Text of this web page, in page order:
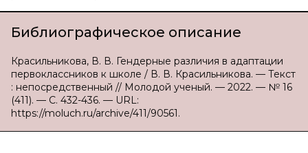
Библиографическое описание
Красильникова, В. В. Гендерные различия в адаптации
первоклассников к школе / В. В. Красильникова. — Текст
: непосредственный // Молодой ученый. — 2022. — № 16
(411). — С. 432-436. — URL:
https://moluch.ru/archive/411/90561.